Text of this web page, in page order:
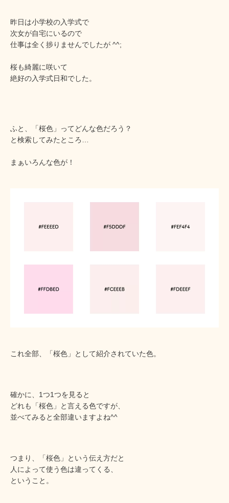
昨日は小学校の入学式で
次女が自宅にいるので
仕事は全く捗りませんでしたが ^^;
桜も綺麗に咲いて
絶好の入学式日和でした。
ふと、「桜色」ってどんな色だろう？
と検索してみたところ…
まぁいろんな色が！
これ全部、「桜色」として紹介されていた色。
確かに、1つ1つを見ると
どれも「桜色」と言える色ですが、
並べてみると全部違いますよね^^
つまり、「桜色」という伝え方だと
人によって使う色は違ってくる、
ということ。